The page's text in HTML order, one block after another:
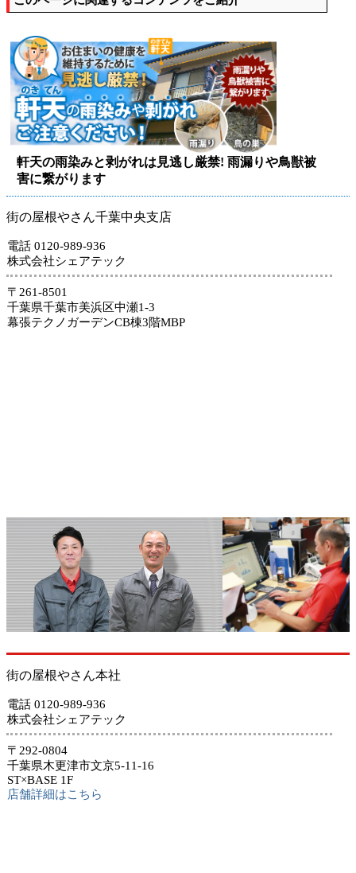
軒天の雨染みと剥がれは見逃し厳禁! 雨漏りや鳥獣被
害に繋がります
街の屋根やさん千葉中央支店
電話 0120-989-936
株式会社シェアテック
〒261-8501
千葉県千葉市美浜区中瀬1-3
幕張テクノガーデンCB棟3階MBP
街の屋根やさん本社
電話 0120-989-936
株式会社シェアテック
〒292-0804
千葉県木更津市文京5-11-16
ST×BASE 1F
店舗詳細はこちら